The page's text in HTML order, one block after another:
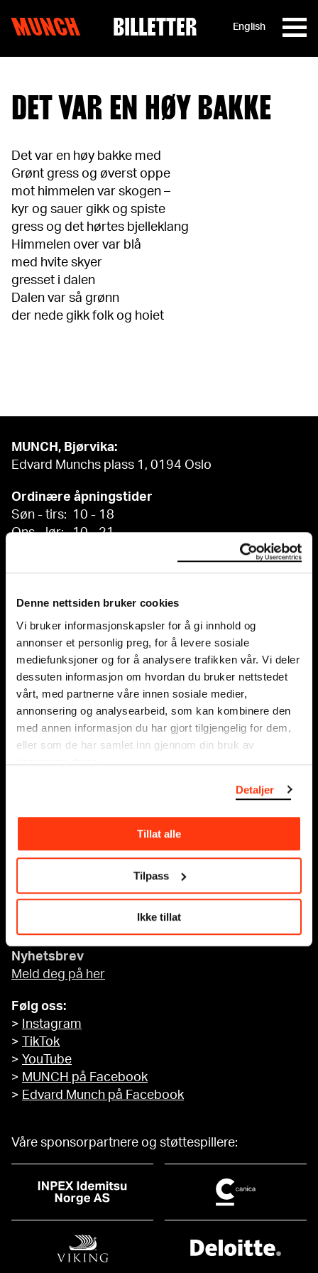
Denne nettsiden bruker cookies
Vi bruker informasjonskapsler for å gi innhold og
annonser et personlig preg, for å levere sosiale
mediefunksjoner og for å analysere trafikken vår. Vi deler
dessuten informasjon om hvordan du bruker nettstedet
vårt, med partnerne våre innen sosiale medier,
annonsering og analysearbeid, som kan kombinere den
med annen informasjon du har gjort tilgjengelig for dem,
eller som de har samlet inn gjennom din bruk av
tjenestene deres.
Detaljer
Tillat alle
Tilpass
Ikke tillat
MUNCH BILLETTER English
DET VAR EN HØY BAKKE
Det var en høy bakke med
Grønt gress og øverst oppe
mot himmelen var skogen –
kyr og sauer gikk og spiste
gress og det hørtes bjelleklang
Himmelen over var blå
med hvite skyer
gresset i dalen
Dalen var så grønn
der nede gikk folk og hoiet
MUNCH, Bjørvika:
Edvard Munchs plass 1, 0194 Oslo
Ordinære åpningstider
Søn - tirs: 10 - 18
Ons - lør: 10 - 21
Postboks 3304 Sørenga, 0140 Oslo
info@munch.com
Organisasjonsnummer:
995138670
Tilgjengelighet på MUNCH
Personvern og informasjonskapsler
Nyhetsbrev
Meld deg på her
Følg oss:
>
Instagram
>
TikTok
> YouTube
> MUNCH på Facebook
> Edvard Munch på Facebook
Våre sponsorpartnere og støttespillere: